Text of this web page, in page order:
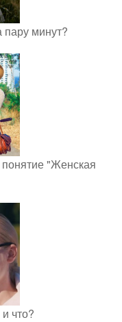
пару минут?
"Женская
что?